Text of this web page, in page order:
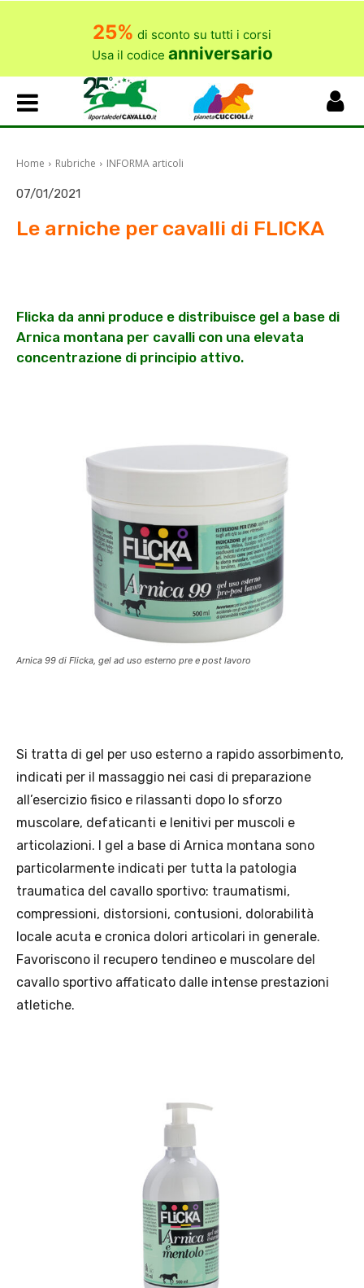
25% di sconto su tutti i corsi
Usa il codice anniversario
Home Rubriche INFORMA articoli
07/01/2021
Le arniche per cavalli di FLICKA
Flicka da anni produce e distribuisce gel a base di
Arnica montana per cavalli con una elevata
concentrazione di principio attivo.
Arnica 99 di Flicka, gel ad uso esterno pre e post lavoro
Si tratta di gel per uso esterno a rapido assorbimento,
indicati per il massaggio nei casi di preparazione
all’esercizio fisico e rilassanti dopo lo sforzo
muscolare, defaticanti e lenitivi per muscoli e
articolazioni. I gel a base di Arnica montana sono
particolarmente indicati per tutta la patologia
traumatica del cavallo sportivo: traumatismi,
compressioni, distorsioni, contusioni, dolorabilità
locale acuta e cronica dolori articolari in generale.
Favoriscono il recupero tendineo e muscolare del
cavallo sportivo affaticato dalle intense prestazioni
atletiche.